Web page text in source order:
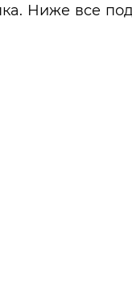
Ниже все